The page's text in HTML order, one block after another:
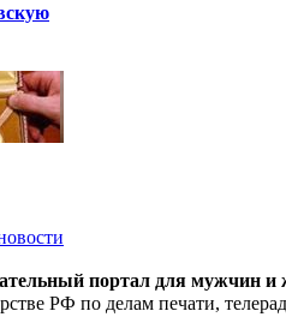
портал для мужчин
РФ по делам печати,